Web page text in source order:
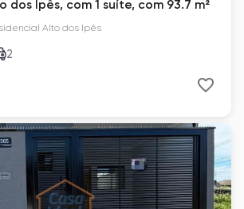
dos Ipês, com 1 suíte, com 93.7 m²
Alto dos Ipês
2